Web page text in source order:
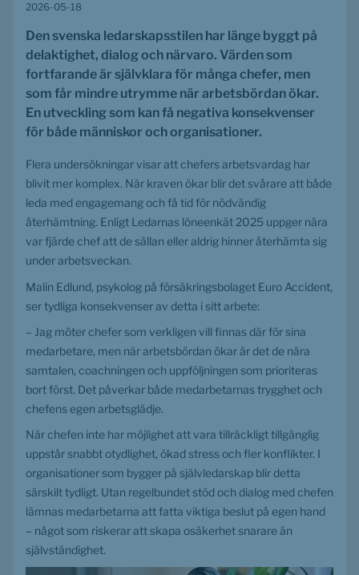
2026-05-18
Den svenska ledarskapsstilen har länge byggt på
delaktighet, dialog och närvaro. Värden som
fortfarande är självklara för många chefer, men
som får mindre utrymme när arbetsbördan ökar.
En utveckling som kan få negativa konsekvenser
för både människor och organisationer.
Flera undersökningar visar att chefers arbetsvardag har
blivit mer komplex. När kraven ökar blir det svårare att både
leda med engagemang och få tid för nödvändig
återhämtning. Enligt Ledarnas löneenkät 2025 uppger nära
var fjärde chef att de sällan eller aldrig hinner återhämta sig
under arbetsveckan.
Malin Edlund, psykolog på försäkringsbolaget Euro Accident,
ser tydliga konsekvenser av detta i sitt arbete:
– Jag möter chefer som verkligen vill finnas där för sina
medarbetare, men när arbetsbördan ökar är det de nära
samtalen, coachningen och uppföljningen som prioriteras
bort först. Det påverkar både medarbetarnas trygghet och
chefens egen arbetsglädje.
När chefen inte har möjlighet att vara tillräckligt tillgänglig
uppstår snabbt otydlighet, ökad stress och fler konflikter. I
organisationer som bygger på självledarskap blir detta
särskilt tydligt. Utan regelbundet stöd och dialog med chefen
lämnas medarbetarna att fatta viktiga beslut på egen hand
– något som riskerar att skapa osäkerhet snarare än
självständighet.